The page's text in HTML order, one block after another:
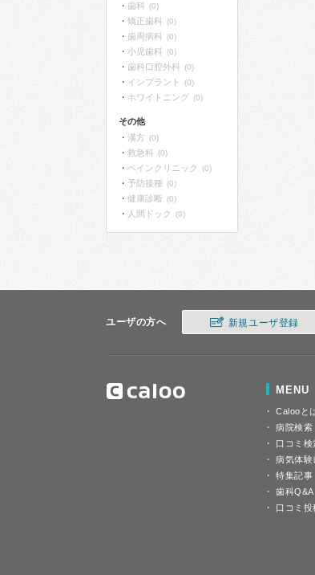
歯科 (0)
矯正歯科 (0)
歯周病科 (0)
小児歯科 (0)
歯科口腔外科 (0)
インプラント (0)
ホワイトニング (0)
その他
漢方 (0)
救急科 (0)
ペインクリニック (0)
予防接種 (0)
健康診断 (0)
人間ドック (0)
ユーザの方へ 新規ユーザ登録
MENU
Calooと
病院検索
口コミ検
病気体験
特集記事
歯科Q&A
口コミ投